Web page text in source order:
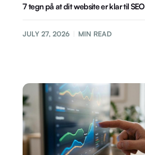
7 tegn på at dit website er klar til SEO
JULY 27, 2026 MIN READ